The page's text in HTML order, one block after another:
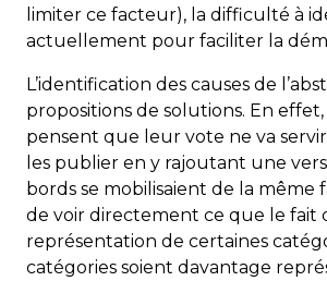
limiter ce facteur), la difficulté à
actuellement pour faciliter la
L’identification des causes de
propositions de solutions. En
pensent que leur vote ne va
les publier en y rajoutant une
bords se mobilisaient de la
de voir directement ce que le fait
représentation de certaines
catégories soient davantage